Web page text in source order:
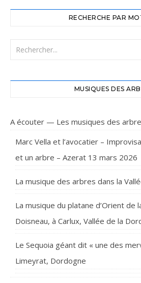
RECHERCHE PAR
MUSIQUES DES
A écouter — Les musiques des
Marc Vella et l’avocatier –
et un arbre – Azerat 13 mars 2026
La musique des arbres dans la
La musique du platane d’Orient de
Doisneau, à Carlux, Vallée de la
Le Sequoia géant dit « une des
Limeyrat, Dordogne